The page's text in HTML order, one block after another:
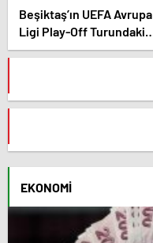
Beşiktaş’ın UEFA Avrupa
Ligi Play-Off Turundaki
Muhtemel Rakipleri Belli
EKONOMI